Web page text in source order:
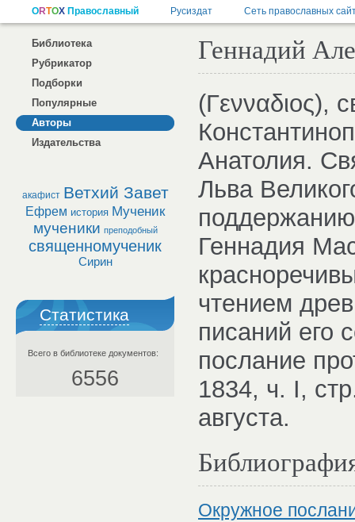
Библиотека
Рубрикатор
Подборки
Популярные
Авторы
Издательства
акафист Ветхий Завет
Ефрем история Мученик
мученики преподобный
священномученик
Сирин
Статистика
Всего в библиотеке документов:
6556
Геннадий
(Γενναδιος),
Анатолия.
Льва
Геннадия
чтением
писаний его
послание
1834, ч. I,
августа.
Окружное